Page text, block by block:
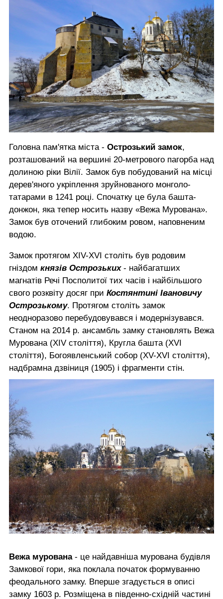
Головна пам'ятка міста - Острозький замок,
розташований на вершині 20-метрового пагорба над
долиною ріки Вілії. Замок був побудований на місці
дерев'яного укріплення зруйнованого монголо-
татарами в 1241 році. Спочатку це була башта-
донжон, яка тепер носить назву «Вежа Мурована».
Замок був оточений глибоким ровом, наповненим
водою.
Замок протягом XIV-XVI століть був родовим
гніздом князів Острозьких - найбагатших
магнатів Речі Посполитої тих часів і найбільшого
свого розквіту досяг при Костянтині Івановичу
Острозькому. Протягом століть замок
неодноразово перебудовувався і модернізувався.
Станом на 2014 р. ансамбль замку становлять Вежа
Мурована (XIV століття), Кругла башта (XVI
століття), Богоявленський собор (XV-XVI століття),
надбрамна дзвіниця (1905) і фрагменти стін.
Вежа мурована- це найдавніша мурована будівля
Замкової гори, яка поклала початок формуванню
феодального замку. Вперше згадується в описі
замку 1603 р. Розміщена в південно-східній частині